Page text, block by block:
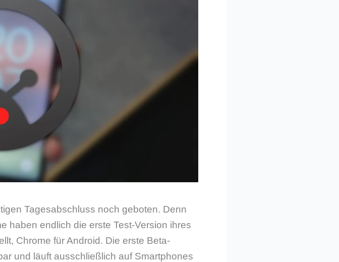
Tagesabschluss noch geboten. Denn
haben endlich die erste Test-Version ihres
Chrome für Android. Die erste Beta-
und läuft ausschließlich auf Smartphones